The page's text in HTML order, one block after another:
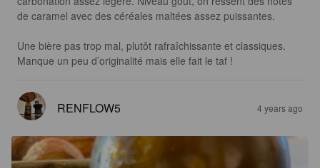
de caramel avec des céréales maltées assez puissantes.
Une bière pas trop mal, plutôt rafraîchissante et classiques.
Manque un peu d’originalité mais elle fait le taf !
RENFLOW5 4 years ago